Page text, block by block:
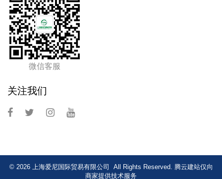
微信客服
关注我们
© 2026 上海爱尼国际贸易有限公司 All Rights Reserved. 腾云建站仅向
商家提供技术服务